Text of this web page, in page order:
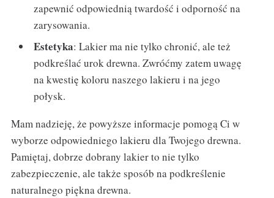
zapewnić odpowiednią twardość i odporność na
zarysowania.
Estetyka: Lakier ma nie tylko chronić, ale też
podkreślać urok drewna. Zwróćmy zatem uwagę
na kwestię koloru naszego lakieru i na jego
połysk.
Mam nadzieję, że powyższe informacje pomogą Ci w
wyborze odpowiedniego lakieru dla Twojego drewna.
Pamiętaj, dobrze dobrany lakier to nie tylko
zabezpieczenie, ale także sposób na podkreślenie
naturalnego piękna drewna.